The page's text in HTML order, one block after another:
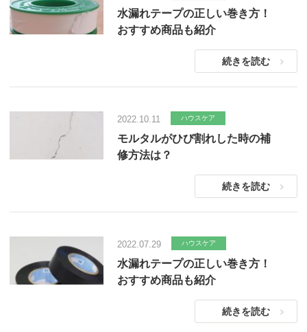
水漏れテープの正しい巻き方！
おすすめ商品も紹介
続きを読む
2022.10.11 ハウスケア
モルタルがひび割れした時の補
修方法は？
続きを読む
2022.07.29 ハウスケア
水漏れテープの正しい巻き方！
おすすめ商品も紹介
続きを読む